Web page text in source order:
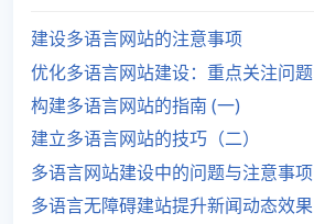
建设多语言网站的注意事项
优化多语言网站建设：重点关注问题
构建多语言网站的指南 (一)
建立多语言网站的技巧（二）
多语言网站建设中的问题与注意事项
多语言无障碍建站提升新闻动态效果